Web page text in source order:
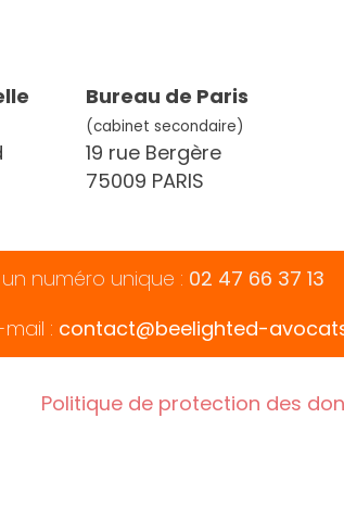
Bureau de Paris
(cabinet secondaire)
19 rue Bergère
75009 PARIS
numéro unique : 02 47 66 37 13
: contact@beelighted-
Politique de protection des